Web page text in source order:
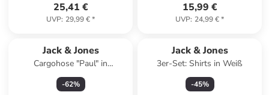
25,41 €
UVP: 29,99 €*
15,99 €
UVP: 24,99 €*
Jack & Jones
Cargohose "Paul" in
Dunkelblau
-62%
Jack & Jones
3er-Set: Shirts in Weiß
-45%